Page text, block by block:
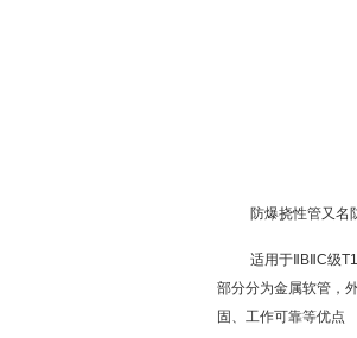
防爆挠性管又名
适用于ⅡBⅡC级
部分分为金属软管，
固、工作可靠等优点